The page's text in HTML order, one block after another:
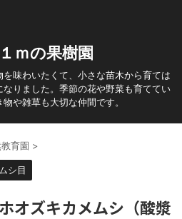
ｍの果樹園
味わいたくて、小さな苗木から育ては
りました。季節の花や野菜も育ててい
や雑草も大切な仲間です。
育園 >
シ目
オズキカメムシ（酸漿